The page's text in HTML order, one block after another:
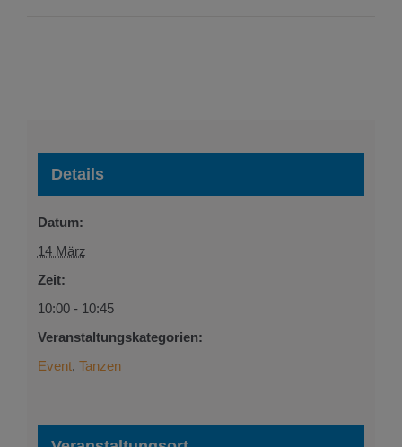
Details
Datum:
14 März
Zeit:
10:00 - 10:45
Veranstaltungskategorien:
Event, Tanzen